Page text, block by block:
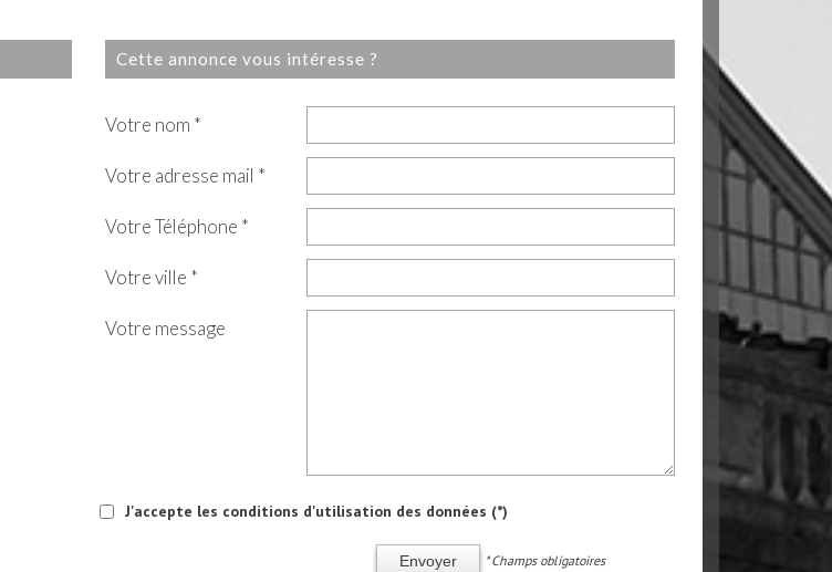
cette annonce vous intéresse ?
Votre nom *
Votre adresse mail *
Votre Téléphone *
Votre ville *
Votre message
J'accepte les conditions d'utilisation des données (*)
Envoyer * Champs obligatoires